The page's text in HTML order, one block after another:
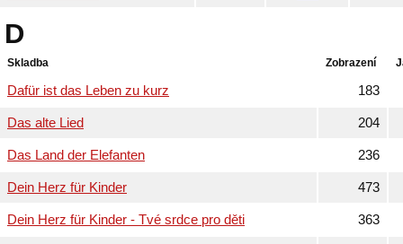
D
Skladba Zobrazení
Dafür ist das Leben zu kurz 183
Das alte Lied 204
Das Land der Elefanten 236
Dein Herz für Kinder 473
Dein Herz für Kinder - Tvé srdce pro děti 363